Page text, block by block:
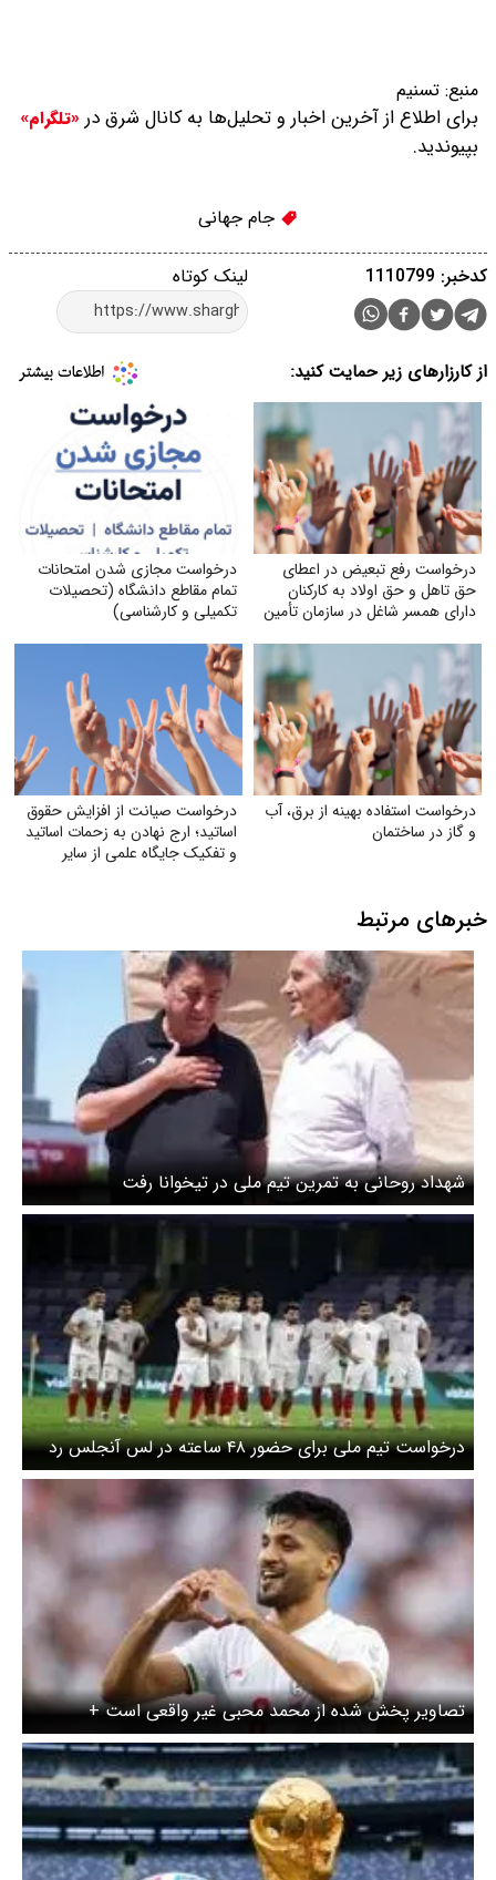
منبع: تسنیم
برای اطلاع از آخرین اخبار و تحلیل‌ها به کانال شرق در «تلگرام»
بپیوندید.
جام جهانی
لینک کوتاه کدخبر: 1110799
از کارزارهای زیر حمایت کنید:
درخواست رفع تبعیض در اعطای
حق تاهل و حق اولاد به کارکنان
دارای همسر شاغل در سازمان تأمین
درخواست مجازی شدن امتحانات
تمام مقاطع دانشگاه (تحصیلات
تکمیلی و کارشناسی)
درخواست استفاده بهینه از برق، آب
و گاز در ساختمان
درخواست صیانت از افزایش حقوق
اساتید؛ ارج نهادن به زحمات اساتید
و تفکیک جایگاه علمی از سایر
خبرهای مرتبط
شهداد روحانی به تمرین تیم ملی در تیخوانا رفت
درخواست تیم ملی برای حضور ۴۸ ساعته در لس آنجلس رد
شد + تیم ملی ساعاتی قبل از بازی حق ورود دارد
تصاویر پخش شده از محمد محبی غیر واقعی است +
جزییات